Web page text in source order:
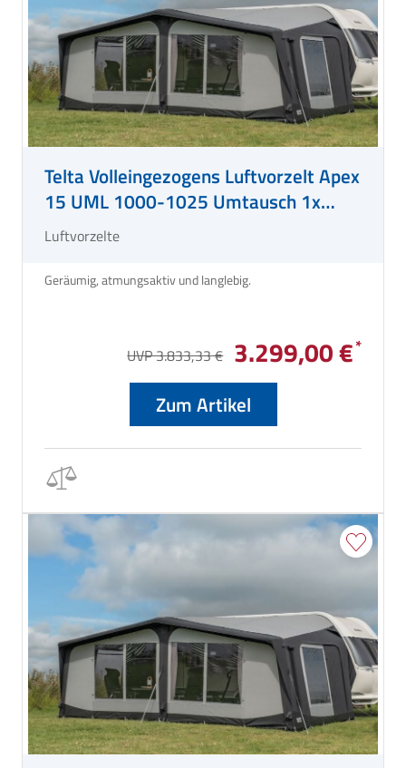
Telta Volleingezogens Luftvorzelt Apex
15 UML 1000-1025 Umtausch 1x
eingezogen
Luftvorzelte
UVP 3.833,33 € 3.299,00 €
Zum Artikel